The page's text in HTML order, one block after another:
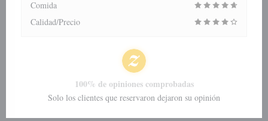
Comida
Calidad/Precio
100% de opiniones comprobadas
Solo los clientes que reservaron dejaron su opinión